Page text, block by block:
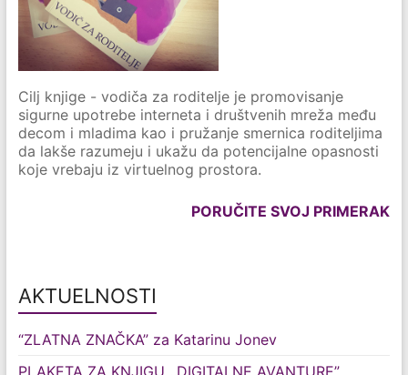
Cilj knjige - vodiča za roditelje je promovisanje
sigurne upotrebe interneta i društvenih mreža među
decom i mladima kao i pružanje smernica roditeljima
da lakše razumeju i ukažu da potencijalne opasnosti
koje vrebaju iz virtuelnog prostora.
PORUČITE SVOJ PRIMERAK
AKTUELNOSTI
“ZLATNA ZNAČKA” za Katarinu Jonev
PLAKETA ZA KNJIGU ,,DIGITALNE AVANTURE”